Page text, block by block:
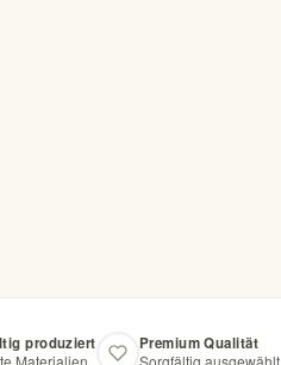
produziert
Premium Qualität